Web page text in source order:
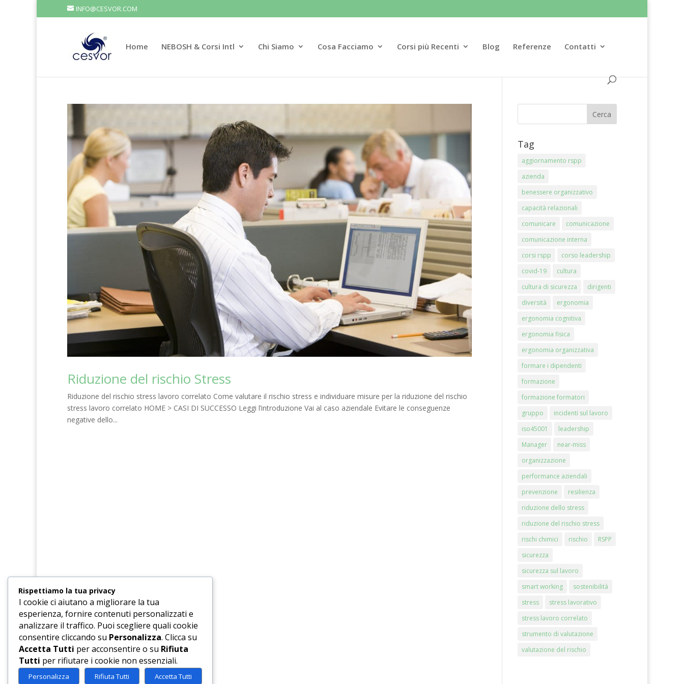
INFO@CESVOR.COM
Home NEBOSH & Corsi Intl Chi Siamo Cosa Facciamo Corsi più Recenti Blog Referenze Contatti
Riduzione del rischio Stress
Riduzione del rischio stress lavoro correlato Come valutare il rischio stress e individuare misure per la riduzione del rischio
stress lavoro correlato HOME > CASI DI SUCCESSO Leggi l’introduzione Vai al caso aziendale Evitare le conseguenze
negative dello...
Tag
aggiornamento rspp
azienda
benessere organizzativo
capacità relazionali
comunicare
comunicazione
comunicazione interna
corsi rspp
corso leadership
covid-19
cultura
cultura di sicurezza
dirigenti
diversità
ergonomia
ergonomia cognitiva
ergonomia fisica
ergonomia organizzativa
formare i dipendenti
formazione
formazione formatori
gruppo
incidenti sul lavoro
iso45001
leadership
Manager
near-miss
organizzazione
performance aziendali
prevenzione
resilienza
riduzione dello stress
riduzione del rischio stress
rischi chimici
rischio
RSPP
sicurezza
sicurezza sul lavoro
smart working
sostenibilità
stress
stress lavorativo
stress lavoro correlato
strumento di valutazione
valutazione del rischio
Rispettiamo la tua privacy
I cookie ci aiutano a migliorare la tua
esperienza, fornire contenuti personalizzati e
analizzare il traffico. Puoi scegliere quali cookie
consentire cliccando su Personalizza. Clicca su
Accetta Tutti per acconsentire o su Rifiuta
Tutti per rifiutare i cookie non essenziali.
Personalizza Rifiuta Tutti Accetta Tutti